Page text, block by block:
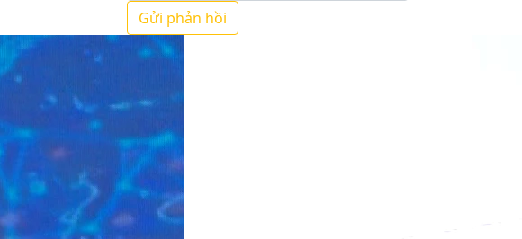
Gửi phản hồi